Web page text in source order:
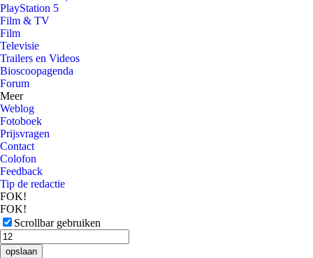
PlayStation 5
Film & TV
Film
Televisie
Trailers en Videos
Bioscoopagenda
Forum
Meer
Weblog
Fotoboek
Prijsvragen
Contact
Colofon
Feedback
Tip de redactie
FOK!
FOK!
Scrollbar gebruiken
opslaan